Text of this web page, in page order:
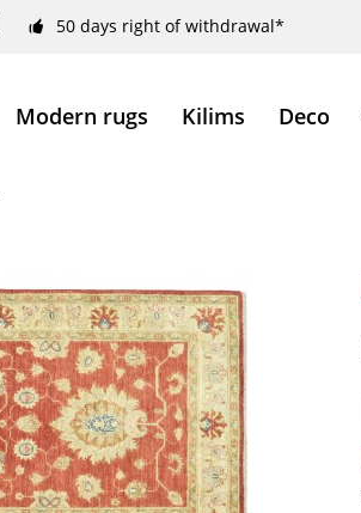
50 days right of withdrawal*
Modern rugs Kilims Deco